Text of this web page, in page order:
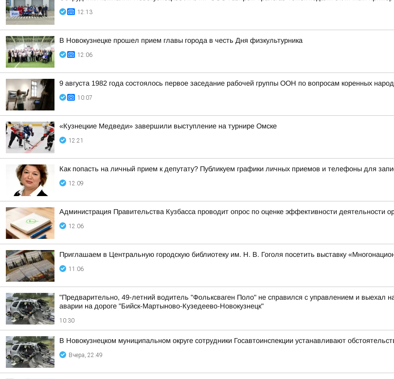
12:13
В Новокузнецке прошел прием главы города в честь Дня физкультурника
12:06
9 августа 1982 года состоялось первое заседание рабочей группы ООН по вопросам коренных
10:07
«Кузнецкие Медведи» завершили выступление на турнире Омске
12:21
Как попасть на личный прием к депутату? Публикуем графики личных приемов и телефоны для
12:09
Администрация Правительства Кузбасса проводит опрос по оценке эффективности деятельности
12:06
Приглашаем в Центральную городскую библиотеку им. Н. В. Гоголя посетить выставку
11:06
"Предварительно, 49-летний водитель "Фольксваген Поло" не справился с управлением и выехал
аварии на дороге "Бийск-Мартыново-Кузедеево-Новокузнецк"
10:30
В Новокузнецком муниципальном округе сотрудники Госавтоинспекции устанавливают
Вчера, 22:49